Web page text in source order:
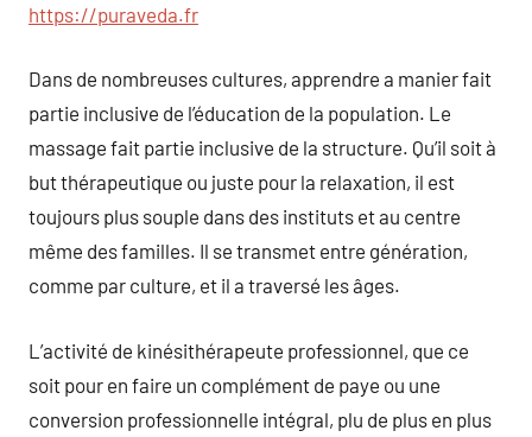
https://puraveda.fr
Dans de nombreuses cultures, apprendre a manier fait
partie inclusive de l’éducation de la population. Le
massage fait partie inclusive de la structure. Qu’il soit à
but thérapeutique ou juste pour la relaxation, il est
toujours plus souple dans des instituts et au centre
même des familles. Il se transmet entre génération,
comme par culture, et il a traversé les âges.
L’activité de kinésithérapeute professionnel, que ce
soit pour en faire un complément de paye ou une
conversion professionnelle intégral, plu de plus en plus